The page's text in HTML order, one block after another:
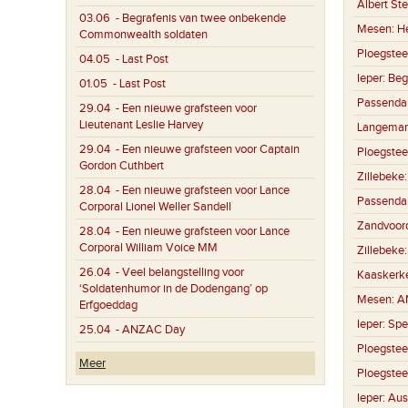
03.06 - Begrafenis van twee onbekende
Commonwealth soldaten
04.05 - Last Post
01.05 - Last Post
29.04 - Een nieuwe grafsteen voor
Lieutenant Leslie Harvey
29.04 - Een nieuwe grafsteen voor Captain
Gordon Cuthbert
28.04 - Een nieuwe grafsteen voor Lance
Corporal Lionel Weller Sandell
28.04 - Een nieuwe grafsteen voor Lance
Corporal William Voice MM
26.04 - Veel belangstelling voor
‘Soldatenhumor in de Dodengang’ op
Erfgoeddag
25.04 - ANZAC Day
Meer
Albert
Mesen:
Ieper:
Mesen:
Ieper:
Ieper: